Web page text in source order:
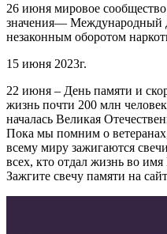
26 июня мировое
значения— Международный
незаконным оборотом
15 июня 2023г.
22 июня – День памяти и
жизнь почти 200 млн
началась Великая
Пока мы помним о
всему миру зажигаются
всех, кто отдал жизнь во
Зажгите свечу памяти на